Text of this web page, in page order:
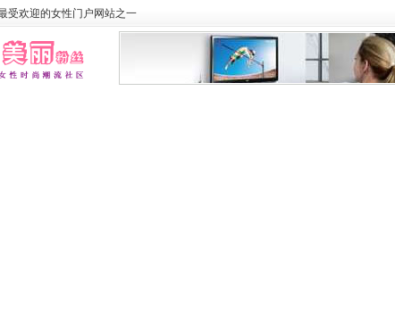
受欢迎的女性门户网站之一